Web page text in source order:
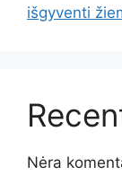
išgyventi
Nėra